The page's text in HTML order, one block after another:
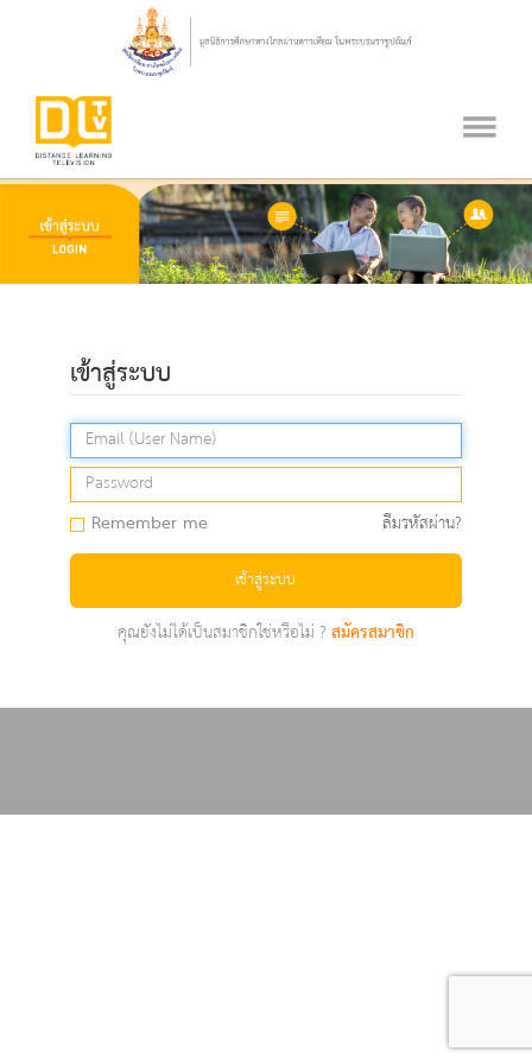
เข้าสู่ระบบ
Remember me ลืมรหัสผ่าน?
เข้าสู่ระบบ
คุณยังไม่ได้เป็นสมาชิกใช่หรือไม่ ?สมัครสมาชิก